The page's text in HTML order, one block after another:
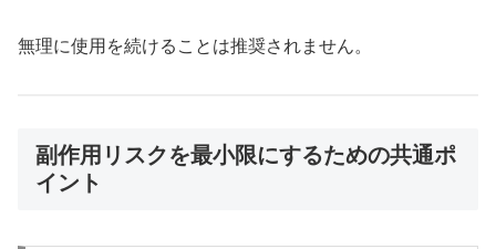
無理に使用を続けることは推奨されません。
副作用リスクを最小限にするための共通ポ
イント